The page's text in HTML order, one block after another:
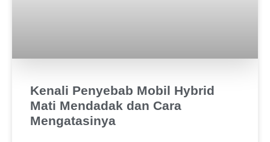
Kenali Penyebab Mobil Hybrid
Mati Mendadak dan Cara
Mengatasinya